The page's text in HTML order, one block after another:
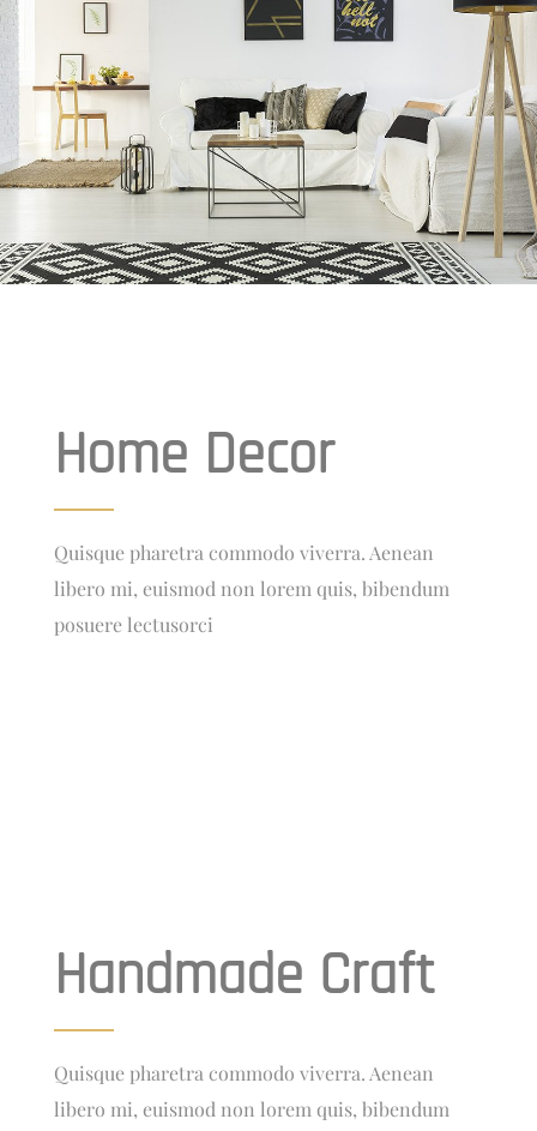
Home Decor
Quisque pharetra commodo viverra. Aenean
libero mi, euismod non lorem quis, bibendum
posuere lectusorci
Handmade Craft
Quisque pharetra commodo viverra. Aenean
libero mi, euismod non lorem quis, bibendum